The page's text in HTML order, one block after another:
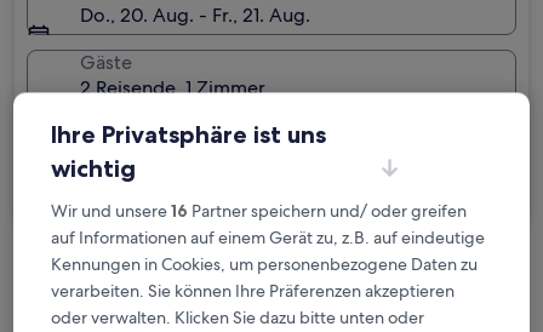
Do., 20. Aug. - Fr., 21. Aug.
Gäste
2 Reisende, 1 Zimmer
Ich reise geschäftlich
Kostenlose Stornierung bei
Planänderungen
Ihre Privatsphäre ist uns
wichtig
Wir und unsere16 Partner speichern und/ oder greifen
auf Informationen auf einem Gerät zu, z.B. auf eindeutige
Kennungen in Cookies, um personenbezogene Daten zu
verarbeiten. Sie können Ihre Präferenzen akzeptieren
oder verwalten. Klicken Sie dazu bitte unten oder